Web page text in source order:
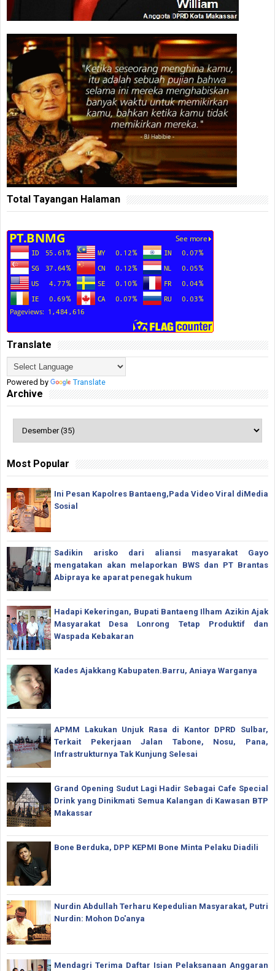
Total Tayangan Halaman
Translate
Powered by Translate
Archive
Most Popular
Ini Pesan Kapolres Bantaeng,Pada Video Viral diMedia
Sosial
Sadikin arisko dari aliansi masyarakat Gayo
mengatakan akan melaporkan BWS dan PT Brantas
Abipraya ke aparat penegak hukum
Hadapi Kekeringan, Bupati Bantaeng Ilham Azikin Ajak
Masyarakat Desa Lonrong Tetap Produktif dan
Waspada Kebakaran
Kades Ajakkang Kabupaten.Barru, Aniaya Warganya
APMM Lakukan Unjuk Rasa di Kantor DPRD Sulbar,
Terkait Pekerjaan Jalan Tabone, Nosu, Pana,
Infrastrukturnya Tak Kunjung Selesai
Grand Opening Sudut Lagi Hadir Sebagai Cafe Special
Drink yang Dinikmati Semua Kalangan di Kawasan BTP
Makassar
Bone Berduka, DPP KEPMI Bone Minta Pelaku Diadili
Nurdin Abdullah Terharu Kepedulian Masyarakat, Putri
Nurdin: Mohon Do'anya
Mendagri Terima Daftar Isian Pelaksanaan Anggaran